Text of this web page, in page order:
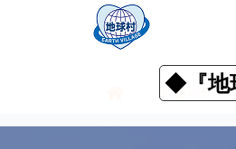
◆『地
お知らせ